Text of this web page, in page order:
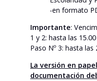
-en formato
Importante:
1 y 2: hasta las
Paso Nº 3: hasta las
La versión en
documentación